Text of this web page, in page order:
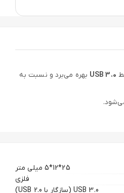
USB 3.0 بهره می‌برد و نسبت به
25*12*5 میلی متر
فلزی
USB 3.0 (سازگار با USB 2.0)